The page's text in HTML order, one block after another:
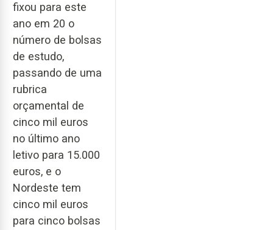
fixou para este
ano em 20 o
número de bolsas
de estudo,
passando de uma
rubrica
orçamental de
cinco mil euros
no último ano
letivo para 15.000
euros, e o
Nordeste tem
cinco mil euros
para cinco bolsas